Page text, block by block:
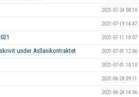
2021-07-24 08:10
2021-07-19 14:47
2021-07-11 10:07
under Asllanikontraktet 2021-07-01 12:06
2021-07-01 10:10
2021-06-28 09:11
2021-06-24 14:06